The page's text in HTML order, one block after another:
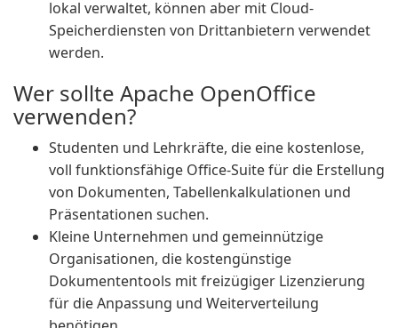
lokal verwaltet, können aber mit Cloud-
Speicherdiensten von Drittanbietern verwendet
werden.
Wer sollte Apache OpenOffice
verwenden?
Studenten und Lehrkräfte, die eine kostenlose,
voll funktionsfähige Office-Suite für die Erstellung
von Dokumenten, Tabellenkalkulationen und
Präsentationen suchen.
Kleine Unternehmen und gemeinnützige
Organisationen, die kostengünstige
Dokumententools mit freizügiger Lizenzierung
für die Anpassung und Weiterverteilung